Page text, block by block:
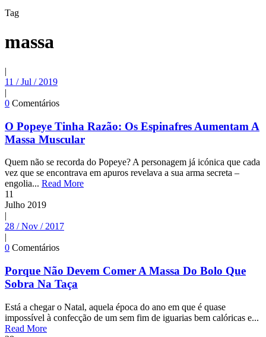
Tag
massa
|
11 / Jul / 2019
|
0 Comentários
O Popeye Tinha Razão: Os Espinafres Aumentam A
Massa Muscular
Quem não se recorda do Popeye? A personagem já icónica que cada
vez que se encontrava em apuros revelava a sua arma secreta –
engolia... Read More
11
Julho 2019
|
28 / Nov / 2017
|
0 Comentários
Porque Não Devem Comer A Massa Do Bolo Que
Sobra Na Taça
Está a chegar o Natal, aquela época do ano em que é quase
impossível à confecção de um sem fim de iguarias bem calóricas e...
Read More